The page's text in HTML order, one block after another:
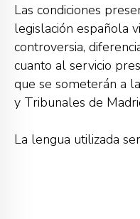
Las condiciones
legislación española
controversia,
cuanto al servicio
que se someterán a
y Tribunales de
La lengua utilizada